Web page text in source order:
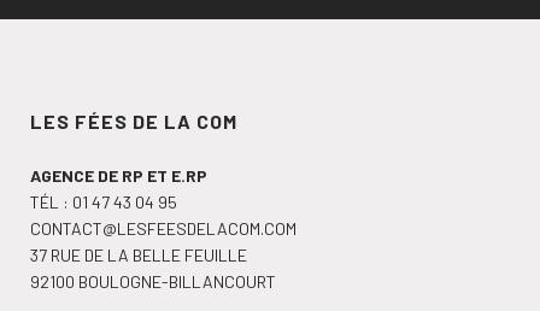
LES FÉES DE LA COM
AGENCE DE RP ET E.RP
TÉL : 01 47 43 04 95
CONTACT@LESFEESDELACOM.COM
37 RUE DE LA BELLE FEUILLE
92100 BOULOGNE-BILLANCOURT